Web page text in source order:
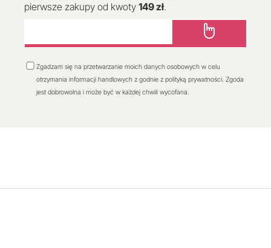
pierwsze zakupy od kwoty 149 zł.
Zgadzam się na przetwarzanie moich danych osobowych w celu
otrzymania informacji handlowych z godnie z polityką prywatności. Zgoda
jest dobrowolna i może być w każdej chwili wycofana.